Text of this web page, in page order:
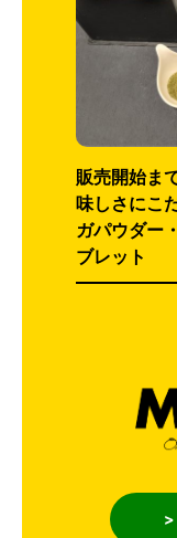
販売開始ま
味しさにこ
ガパウダー
ブレット